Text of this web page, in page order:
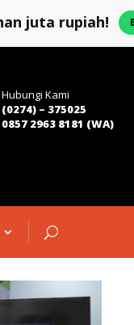
juta rupiah!
Hubungi Kami
(0274) – 375025
0857 2963 8181 (WA)